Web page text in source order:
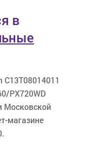
в
PX720WD
Московской
магазине